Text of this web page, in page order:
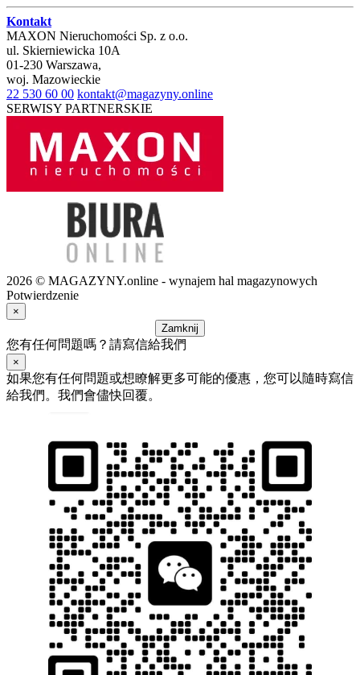
Kontakt
MAXON Nieruchomości Sp. z o.o.
ul. Skierniewicka 10A
01-230 Warszawa,
woj. Mazowieckie
22 530 60 00 kontakt@magazyny.online
SERWISY PARTNERSKIE
2026 © MAGAZYNY.online - wynajem hal magazynowych
Potwierdzenie
×
Zamknij
您有任何問題嗎？請寫信給我們
×
如果您有任何問題或想瞭解更多可能的優惠，您可以隨時寫信
給我們。我們會儘快回覆。